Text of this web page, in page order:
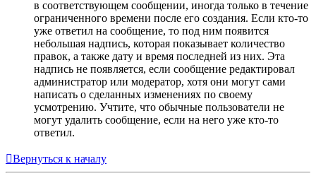
в соответствующем сообщении, иногда только в течение
ограниченного времени после его создания. Если кто-то
уже ответил на сообщение, то под ним появится
небольшая надпись, которая показывает количество
правок, а также дату и время последней из них. Эта
надпись не появляется, если сообщение редактировал
администратор или модератор, хотя они могут сами
написать о сделанных изменениях по своему
усмотрению. Учтите, что обычные пользователи не
могут удалить сообщение, если на него уже кто-то
ответил.
Вернуться к началу